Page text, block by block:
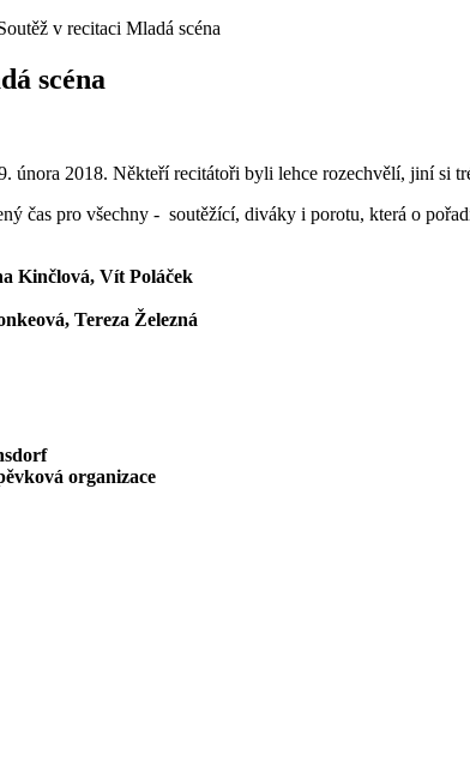
v recitaci Mladá scéna
scéna
února 2018. Někteří recitátoři byli lehce rozechvělí, jiní si
čas pro všechny - soutěžící, diváky i porotu, která o
Kinčlová, Vít Poláček
Tereza Železná
organizace